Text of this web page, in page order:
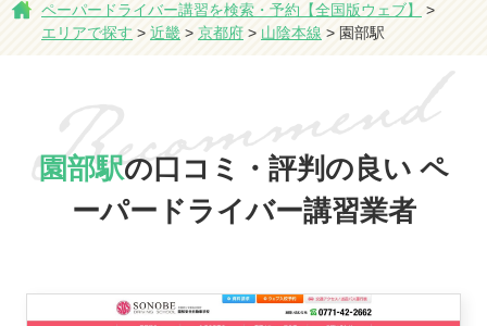
おすすめ業者
ペーパードライバー講習を検索・予約【全国版ウェブ】
>
エリアで探す > 近畿 > 京都府 > 山陰本線 > 園部駅
園部駅の口コミ・評判の良い ペ
ーパードライバー講習業者